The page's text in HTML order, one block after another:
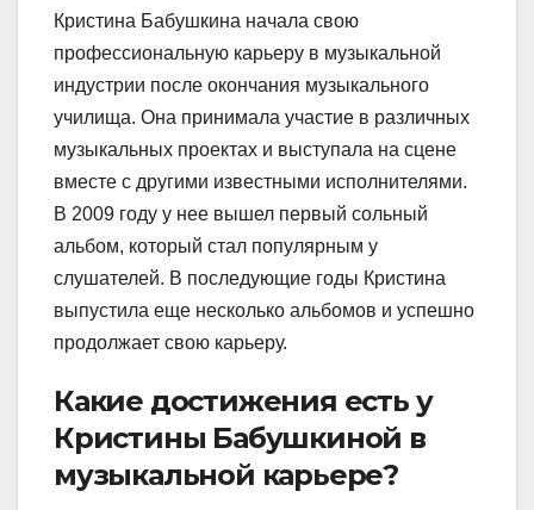
Кристина Бабушкина начала свою
профессиональную карьеру в музыкальной
индустрии после окончания музыкального
училища. Она принимала участие в различных
музыкальных проектах и выступала на сцене
вместе с другими известными исполнителями.
В 2009 году у нее вышел первый сольный
альбом, который стал популярным у
слушателей. В последующие годы Кристина
выпустила еще несколько альбомов и успешно
продолжает свою карьеру.
Какие достижения есть у
Кристины Бабушкиной в
музыкальной карьере?